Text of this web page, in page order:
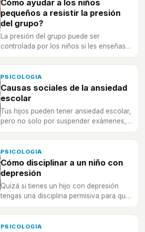
Cómo ayudar a los niños
pequeños a resistir la presión
del grupo?
La presión del grupo puede ser
controlada por los niños si les enseñas a
PSICOLOGIA
Causas sociales de la ansiedad
escolar
Tus hijos pueden tener ansiedad escolar,
pero no solo por suspender exámenes,
antes!
PSICOLOGIA
Cómo disciplinar a un niño con
depresión
Quizá si tienes un hijo con depresión
tengas una disciplina permisiva para que
PSICOLOGIA